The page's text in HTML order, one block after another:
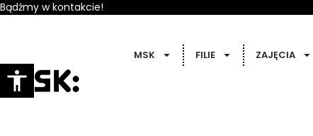
Bądźmy w kontakcie!
MSK FILIE ZAJĘCIA